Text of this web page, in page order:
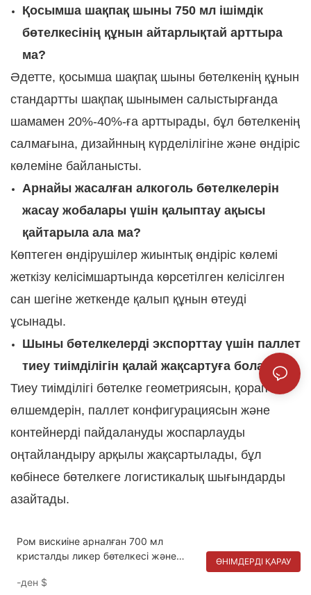
Қосымша шақпақ шыны 750 мл ішімдік
бөтелкесінің құнын айтарлықтай арттыра
ма?
Әдетте, қосымша шақпақ шыны бөтелкенің құнын
стандартты шақпақ шынымен салыстырғанда
шамамен 20%-40%-ға арттырады, бұл бөтелкенің
салмағына, дизайнның күрделілігіне және өндіріс
көлеміне байланысты.
Арнайы жасалған алкоголь бөтелкелерін
жасау жобалары үшін қалыптау ақысы
қайтарыла ала ма?
Көптеген өндірушілер жиынтық өндіріс көлемі
жеткізу келісімшартында көрсетілген келісілген
сан шегіне жеткенде қалып құнын өтеуді
ұсынады.
Шыны бөтелкелерді экспорттау үшін паллет
тиеу тиімділігін қалай жақсартуға болады?
Тиеу тиімділігі бөтелке геометриясын, қорап
өлшемдерін, паллет конфигурациясын және
контейнерді пайдалануды жоспарлауды
оңтайландыру арқылы жақсартылады, бұл
көбінесе бөтелкеге ​​логистикалық шығындарды
азайтады.
Ром вискиіне арналған 700 мл
кристалды ликер бөтелкесі және
-ден $
ӨНІМДЕРДІ ҚАРАУ